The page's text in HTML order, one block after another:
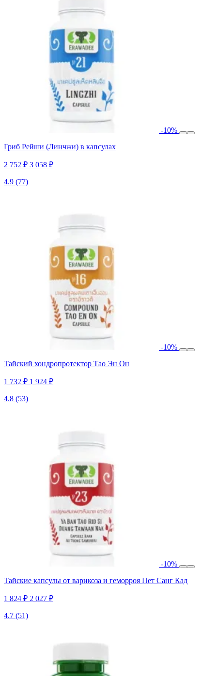
-10%
Гриб Рейши (Линчжи) в капсулах
2 752 ₽ 3 058 ₽
4.9 (77)
-10%
Тайский хондропротектор Тао Эн Он
1 732 ₽ 1 924 ₽
4.8 (53)
-10%
Тайские капсулы от варикоза и геморроя Пет Санг Кад
1 824 ₽ 2 027 ₽
4.7 (51)